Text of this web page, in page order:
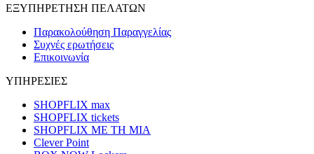
ΕΞΥΠΗΡΕΤΗΣΗ ΠΕΛΑΤΩΝ
Παρακολούθηση Παραγγελίας
Συχνές ερωτήσεις
Επικοινωνία
ΥΠΗΡΕΣΙΕΣ
SHOPFLIX max
SHOPFLIX tickets
SHOPFLIX ΜΕ ΤΗ ΜΙΑ
Clever Point